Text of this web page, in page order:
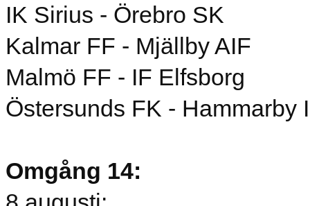
IK Sirius - Örebro SK
Kalmar FF - Mjällby AIF
Malmö FF - IF Elfsborg
Östersunds FK - Hammarby
Omgång 14: